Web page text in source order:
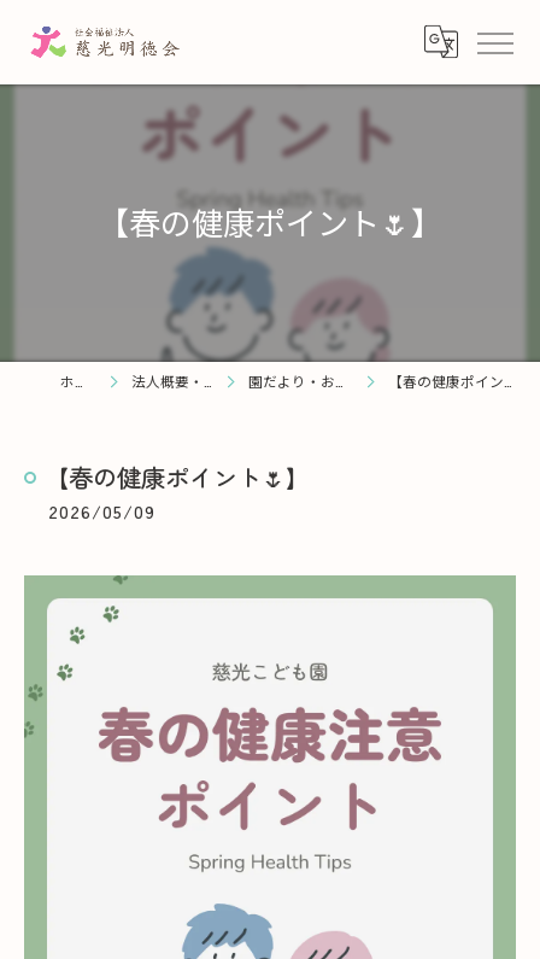
【春の健康ポイント🌷】
法人概要・理念 園だより・お知らせ 【春の健康ポイント🌷】
【春の健康ポイント🌷】
2026/05/09